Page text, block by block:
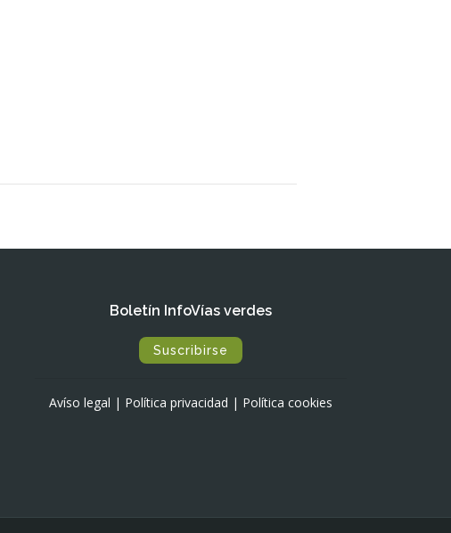
Boletín InfoVías verdes
Suscribirse
Avíso legal | Política privacidad | Política cookies